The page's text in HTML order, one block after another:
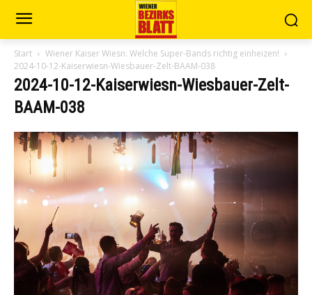
Start
Wiener Kaiser Wiesn: Welche Super-Bands richtig einheizen!
2024-10-12-Kaiserwiesn-Wiesbauer-Zelt-BAAM-038
2024-10-12-Kaiserwiesn-Wiesbauer-Zelt-
BAAM-038